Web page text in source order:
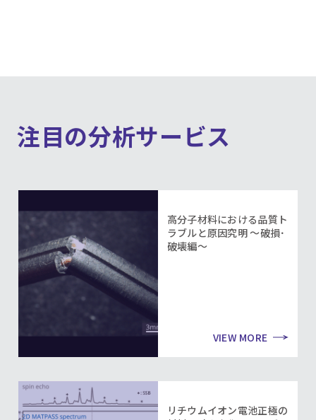
注目の分析サービス
高分子材料における品質ト
ラブルと原因究明 ～破損･
破壊編～
VIEW MORE
リチウムイオン電池正極の